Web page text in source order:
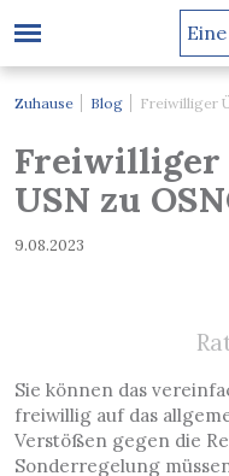
Zuhause Blog Freiwilliger
Freiwilliger
USN zu
9.08.2023
Sie können das
freiwillig auf das
Verstößen gegen die
Sonderregelung